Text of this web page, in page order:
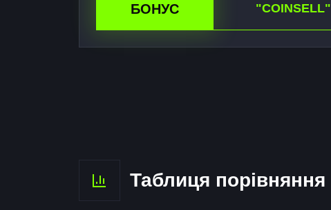
БОНУС
"COINSELL"
Таблиця порівняння